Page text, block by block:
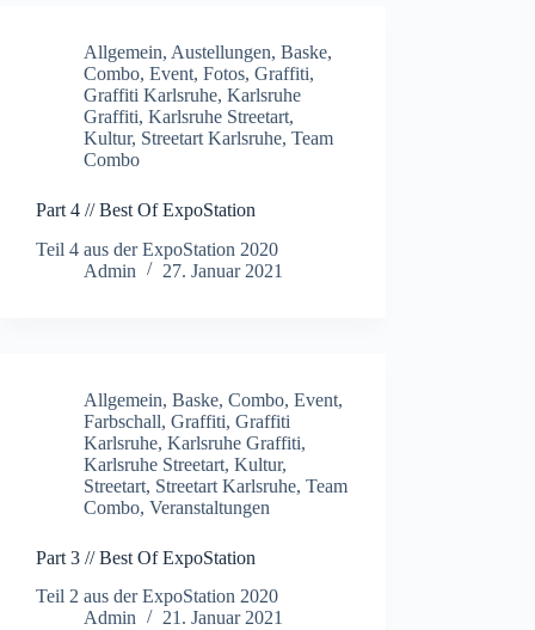
Allgemein, Austellungen, Baske,
Combo, Event, Fotos, Graffiti,
Graffiti Karlsruhe, Karlsruhe
Graffiti, Karlsruhe Streetart,
Kultur, Streetart Karlsruhe, Team
Combo
Part 4 // Best Of ExpoStation
Teil 4 aus der ExpoStation 2020
Admin
27. Januar 2021
Allgemein, Baske, Combo, Event,
Farbschall, Graffiti, Graffiti
Karlsruhe, Karlsruhe Graffiti,
Karlsruhe Streetart, Kultur,
Streetart, Streetart Karlsruhe, Team
Combo, Veranstaltungen
Part 3 // Best Of ExpoStation
Teil 2 aus der ExpoStation 2020
Admin
21. Januar 2021